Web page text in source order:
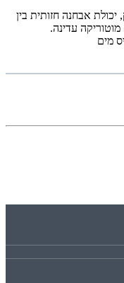
יכולת אבחנה חזותית בין
עדינה.
מים